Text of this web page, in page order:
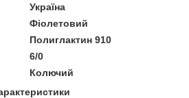
Україна
Фіолетовий
Полиглактин 910
6/0
Колючий